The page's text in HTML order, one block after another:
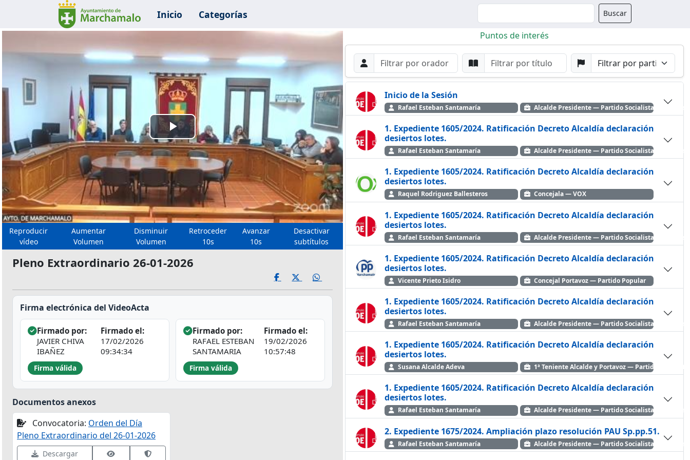
Inicio Categorías Buscador Buscar
Reproducir
Vídeo
Reproducir
vídeo
Aumentar
Volumen
Disminuir
Volumen
Retroceder
10s
Avanzar
10s
Desactivar
subtítulos
Pleno Extraordinario 26-01-2026
Firma electrónica del VideoActa
Firmado por:
JAVIER CHIVA
IBAÑEZ
Firmado el:
17/02/2026
09:34:34
Firma válida
Firmado por:
RAFAEL ESTEBAN
SANTAMARIA
Firmado el:
19/02/2026
10:57:48
Firma válida
Documentos anexos
Convocatoria: Orden del Día
Pleno Extraordinario del 26-01-2026
Descargar Ver datos de firmaValidar firma en VALIDe
Puntos de interés
Filtros de búsqueda
Buscar por Orador Buscar por Punto
Buscar por Partido
Buscar
Inicio de la Sesión
Rafael Esteban Santamaría Alcalde Presidente — Partido Socialista Obrero
1. Expediente 1605/2024. Ratificación Decreto Alcaldía declaración
desiertos lotes.
Rafael Esteban Santamaría Alcalde Presidente — Partido Socialista Obrero
1. Expediente 1605/2024. Ratificación Decreto Alcaldía declaración
desiertos lotes.
Raquel Rodriguez Ballesteros Concejala — VOX
1. Expediente 1605/2024. Ratificación Decreto Alcaldía declaración
desiertos lotes.
Rafael Esteban Santamaría Alcalde Presidente — Partido Socialista Obrero
1. Expediente 1605/2024. Ratificación Decreto Alcaldía declaración
desiertos lotes.
Vicente Prieto Isidro Concejal Portavoz — Partido Popular
1. Expediente 1605/2024. Ratificación Decreto Alcaldía declaración
desiertos lotes.
Rafael Esteban Santamaría Alcalde Presidente — Partido Socialista Obrero
1. Expediente 1605/2024. Ratificación Decreto Alcaldía declaración
desiertos lotes.
Susana Alcalde Adeva 1ª Teniente Alcalde y Portavoz — Partido
1. Expediente 1605/2024. Ratificación Decreto Alcaldía declaración
desiertos lotes.
Rafael Esteban Santamaría Alcalde Presidente — Partido Socialista Obrero
2. Expediente 1675/2024. Ampliación plazo resolución PAU Sp.pp.51.
Rafael Esteban Santamaría Alcalde Presidente — Partido Socialista Obrero